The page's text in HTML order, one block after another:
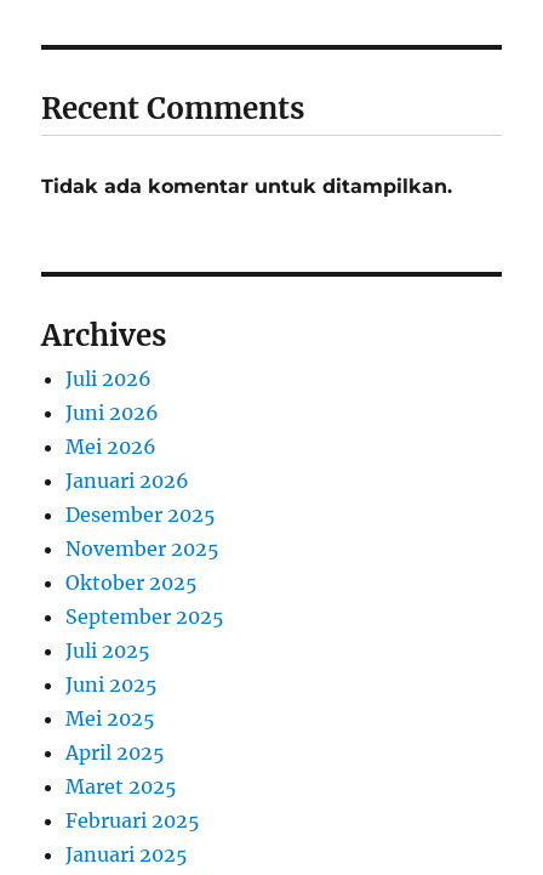
Recent Comments
Tidak ada komentar untuk ditampilkan.
Archives
Juli 2026
Juni 2026
Mei 2026
Januari 2026
Desember 2025
November 2025
Oktober 2025
September 2025
Juli 2025
Juni 2025
Mei 2025
April 2025
Maret 2025
Februari 2025
Januari 2025